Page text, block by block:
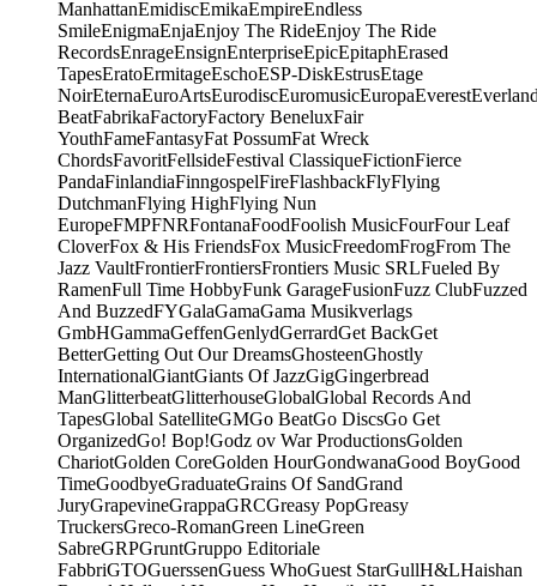
ManhattanEmidiscEmikaEmpireEndless
SmileEnigmaEnjaEnjoy The RideEnjoy The Ride
RecordsEnrageEnsignEnterpriseEpicEpitaphErased
TapesEratoErmitageEschoESP-DiskEstrusEtage
NoirEternaEuroArtsEurodiscEuromusicEuropaEverest
BeatFabrikaFactoryFactory BeneluxFair
YouthFameFantasyFat PossumFat Wreck
ChordsFavoritFellsideFestival ClassiqueFictionFierce
PandaFinlandiaFinngospelFireFlashbackFlyFlying
DutchmanFlying HighFlying Nun
EuropeFMPFNRFontanaFoodFoolish MusicFourFour Leaf
CloverFox & His FriendsFox MusicFreedomFrogFrom The
Jazz VaultFrontierFrontiersFrontiers Music SRLFueled By
RamenFull Time HobbyFunk GarageFusionFuzz ClubFuzzed
And BuzzedFYGalaGamaGama Musikverlags
GmbHGammaGeffenGenlydGerrardGet BackGet
BetterGetting Out Our DreamsGhosteenGhostly
InternationalGiantGiants Of JazzGigGingerbread
ManGlitterbeatGlitterhouseGlobalGlobal Records And
TapesGlobal SatelliteGMGo BeatGo DiscsGo Get
OrganizedGo! Bop!Godz ov War ProductionsGolden
ChariotGolden CoreGolden HourGondwanaGood BoyGood
TimeGoodbyeGraduateGrains Of SandGrand
JuryGrapevineGrappaGRCGreasy PopGreasy
TruckersGreco-RomanGreen LineGreen
SabreGRPGruntGruppo Editoriale
FabbriGTOGuerssenGuess WhoGuest StarGullH&LHaishan